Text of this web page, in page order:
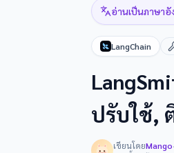
อ่านเป็นภาษาอั
LangChain
ปรับใช้,
เขียนโดยMango·